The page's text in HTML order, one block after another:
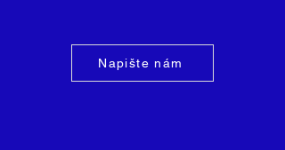
Napište nám